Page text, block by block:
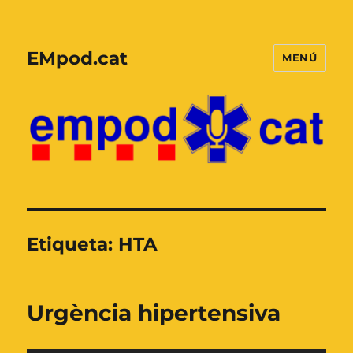
EMpod.cat MENÚ
Etiqueta: HTA
Urgència hipertensiva